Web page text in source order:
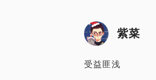
紫菜
受益匪浅